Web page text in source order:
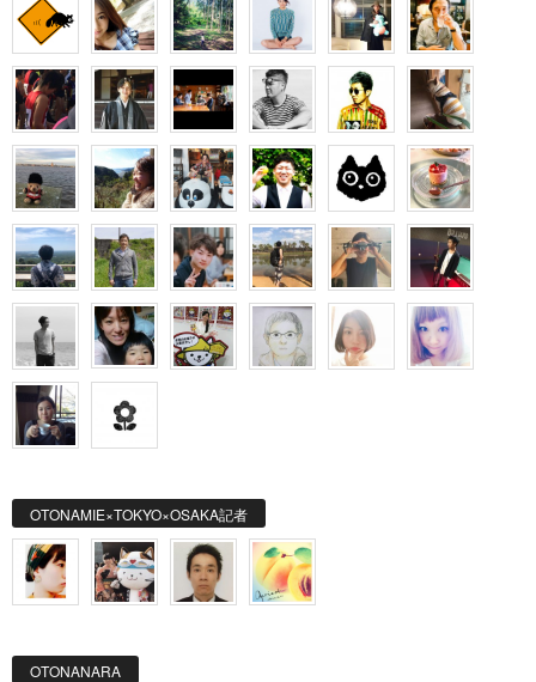
OTONAMIE×TOKYO×OSAKA記者
OTONANARA